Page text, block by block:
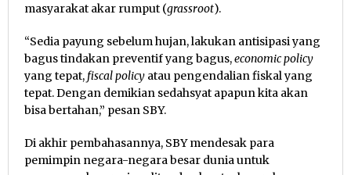
masyarakat akar rumput (grassroot).
“Sedia payung sebelum hujan, lakukan antisipasi yang
bagus tindakan preventif yang bagus,economic policy
yang tepat, fiscal policy atau pengendalian fiskal yang
tepat. Dengan demikian sedahsyat apapun kita akan
bisa bertahan,” pesan SBY.
Di akhir pembahasannya, SBY mendesak para
pemimpin negara-negara besar dunia untuk